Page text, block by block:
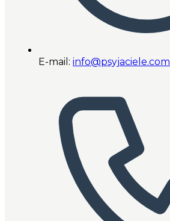
E-mail: info@psyjaciele.com